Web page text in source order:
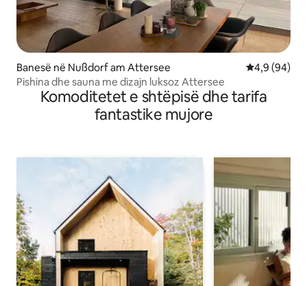
Banesë në Nußdorf am Attersee Vlerësimi
4,9 (94)
Pishina dhe sauna me dizajn luksoz Attersee
Komoditetet e shtëpisë dhe tarifa
fantastike mujore